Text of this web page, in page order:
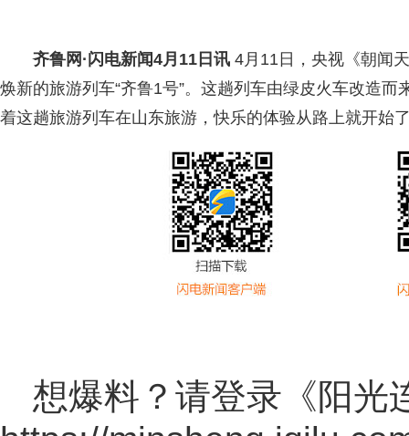
齐鲁网 ·闪电新闻4月11日讯 4月11日，央视《朝闻
焕新的旅游列车“齐鲁1号”。这趟列车由绿皮火车改造
着这趟旅游列车在山东旅游，快乐的体验从路上就开始
想爆料？请登录《阳光